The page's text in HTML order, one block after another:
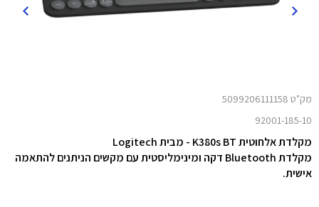
מק"ט 5099206111158
92001-185-10
מקלדת אלחוטית K380s BT - מבית Logitech
מקלדת Bluetooth דקה ומינימליסטית עם מקשים הניתנים להתאמה
אישית.